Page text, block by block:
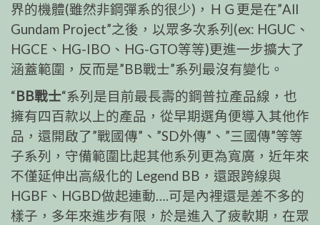
界的機體(雖然非鋼彈系的很少)，ＨＧ更是在”All
Gundam Project”之後，以眾多次系列(ex: HGUC、
HGCE、HG-IBO、HG-GTO等等)更進一步擴大了
涵蓋範圍，反而是”BB戰士”系列最沒有變化。
“BB戰士“系列是目前最長壽的鋼普拉產品線，也
擁有四百款以上的產品，從早期選角便導入其他作
品，還開啟了”戰國傳”、”SD外傳”、”三國傳”等等
子系列，守備範圍比起其他系列更為寬廣，近年來
不僅延伸出高級化的 Legend BB，還跟跨線與
HGBF、HGBD做起連動….可是內裡還是差不多的
樣子，多年來進步有限，於是進入了疲軟期，在眾